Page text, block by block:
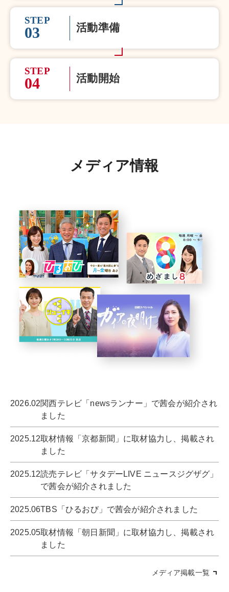
STEP
03 活動準備
STEP
04 活動開始
メディア情報
2026.02関西テレビ「newsランナー」で茜会が紹介され
ました
2025.12取材情報「京都新聞」に取材協力し、掲載され
ました
2025.12読売テレビ「サタデーLIVE ニュースジグザグ」
で茜会が紹介されました
2025.06TBS「ひるおび」で茜会が紹介されました
2025.05取材情報「朝日新聞」に取材協力し、掲載され
ました
メディア掲載一覧